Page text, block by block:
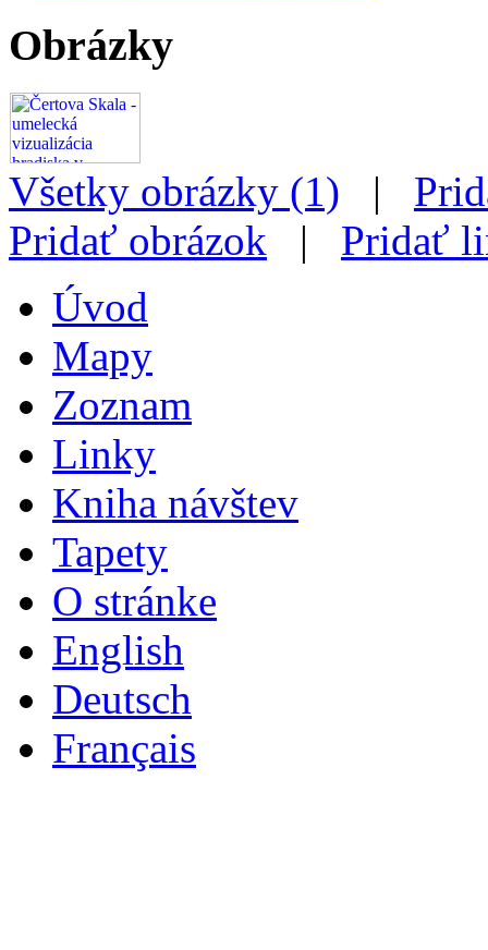
Obrázky
Všetky obrázky (1) |
Pridať obrázok | Pridať
Úvod
Mapy
Zoznam
Linky
Kniha návštev
Tapety
O stránke
English
Deutsch
Français